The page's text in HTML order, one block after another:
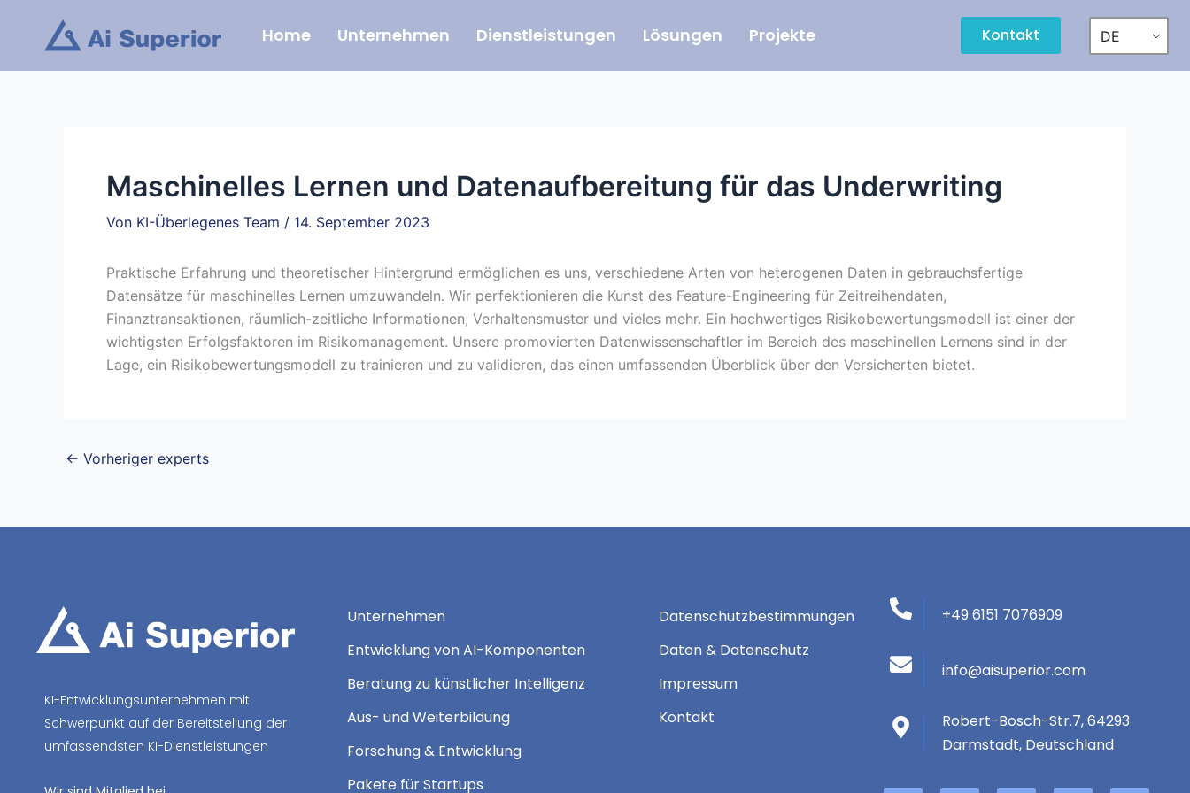
springen
Home Unternehmen Dienstleistungen Lösungen Projekte Kontakt DE
Maschinelles Lernen und Datenaufbereitung für das Underwriting
Von KI-Überlegenes Team / 14. September 2023
Praktische Erfahrung und theoretischer Hintergrund ermöglichen es uns, verschiedene Arten von heterogenen Daten in gebrauchsfertige
Datensätze für maschinelles Lernen umzuwandeln. Wir perfektionieren die Kunst des Feature-Engineering für Zeitreihendaten,
Finanztransaktionen, räumlich-zeitliche Informationen, Verhaltensmuster und vieles mehr. Ein hochwertiges Risikobewertungsmodell ist einer der
wichtigsten Erfolgsfaktoren im Risikomanagement. Unsere promovierten Datenwissenschaftler im Bereich des maschinellen Lernens sind in der
Lage, ein Risikobewertungsmodell zu trainieren und zu validieren, das einen umfassenden Überblick über den Versicherten bietet.
← Vorheriger experts
KI-Entwicklungsunternehmen mit
Schwerpunkt auf der Bereitstellung der
umfassendsten KI-Dienstleistungen
Unternehmen
Entwicklung von AI-Komponenten
Beratung zu künstlicher Intelligenz
Aus- und Weiterbildung
Forschung & Entwicklung
Pakete für Startups
Datenschutzbestimmungen
Daten & Datenschutz
Impressum
Kontakt
+49 6151 7076909
info@aisuperior.com
Robert-Bosch-Str.7, 64293
Darmstadt, Deutschland